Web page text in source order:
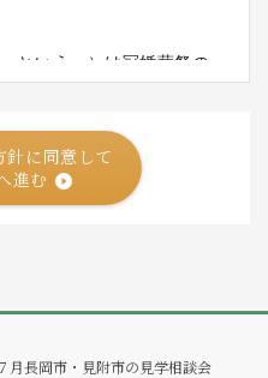
針に同意して
進む
月長岡市・見附市の見学相談会